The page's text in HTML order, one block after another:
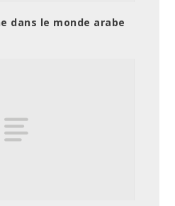
dans le monde arabe